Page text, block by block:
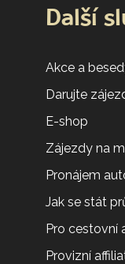
Další
Akce a
Darujte
E-shop
Zájezdy na
Pronájem
Jak se stát
Pro cestovní
Provizní